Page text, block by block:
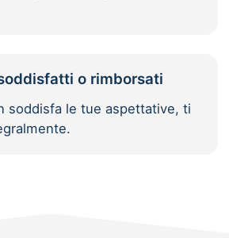
o rimborsati
soddisfa le tue aspettative, ti